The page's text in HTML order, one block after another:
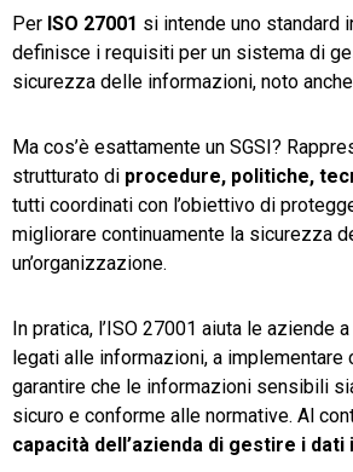
Per ISO 27001 si intende uno standard
definisce i requisiti per un sistema di
sicurezza delle informazioni, noto
Ma cos’è esattamente un SGSI?
strutturato di procedure, politiche,
tutti coordinati con l’obiettivo di
migliorare continuamente la sicurezza
un’organizzazione.
In pratica, l’ISO 27001 aiuta le aziende
legati alle informazioni, a implementare
garantire che le informazioni sensibili
sicuro e conforme alle normative. Al
capacità dell’azienda di gestire i dati